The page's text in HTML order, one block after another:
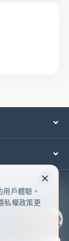
戶體驗。
私權政策更
私權政策更